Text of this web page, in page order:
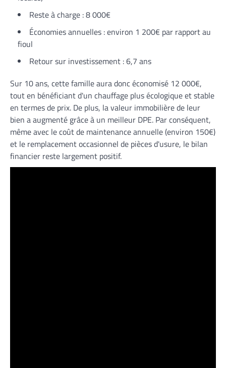
Reste à charge : 8 000€
Économies annuelles : environ 1 200€ par rapport au
fioul
Retour sur investissement : 6,7 ans
Sur 10 ans, cette famille aura donc économisé 12 000€,
tout en bénéficiant d'un chauffage plus écologique et stable
en termes de prix. De plus, la valeur immobilière de leur
bien a augmenté grâce à un meilleur DPE. Par conséquent,
même avec le coût de maintenance annuelle (environ 150€)
et le remplacement occasionnel de pièces d'usure, le bilan
financier reste largement positif.